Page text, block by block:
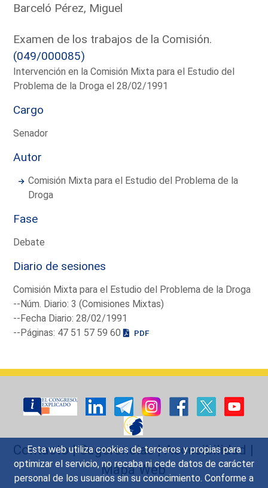
Esta web utiliza cookies de terceros y propias para
optimizar el servicio, no recaba ni cede datos de carácter
personal de los usuarios sin su conocimiento. Conforme a
Barceló Pérez, Miguel
Examen de los trabajos de la Comisión.
(049/000085)
Intervención en la Comisión Mixta para el Estudio del
Problema de la Droga el 28/02/1991
Cargo
Senador
Autor
Comisión Mixta para el Estudio del Problema de la
Droga
Fase
Debate
Diario de sesiones
Comisión Mixta para el Estudio del Problema de la Droga
--Núm. Diario: 3 (Comisiones Mixtas)
--Fecha Diario: 28/02/1991
--Páginas: 47 51 57 59 60
PDF
Contacto|Sugerencias|Accesibilidad |
Mapa Web